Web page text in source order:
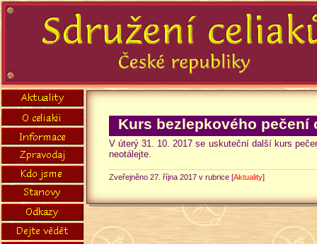
Kurs bezlepkového pečení
V úterý 31. 10. 2017 se uskuteční další kurs
neotálejte.
Zveřejněno 27. října 2017 v rubrice [Aktuality]